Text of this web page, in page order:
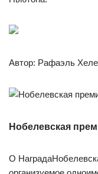
Автор: Рафаэль
Нобелевская
О